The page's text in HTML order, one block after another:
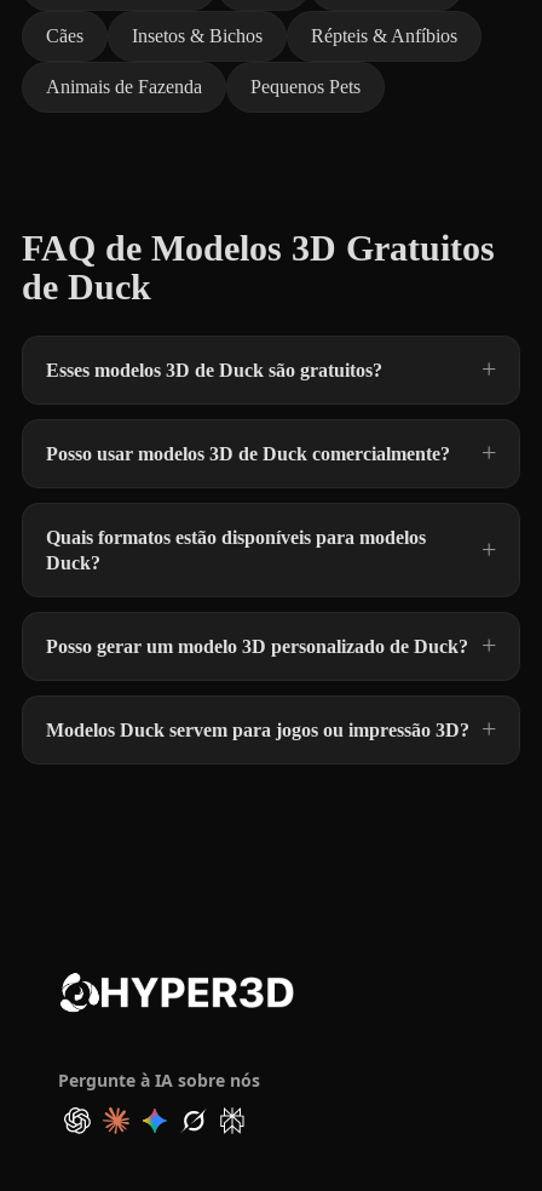
Cães Insetos & Bichos Répteis & Anfíbios
Animais de Fazenda Pequenos Pets
FAQ de Modelos 3D Gratuitos
de Duck
Esses modelos 3D de Duck são gratuitos?
Posso usar modelos 3D de Duck comercialmente?
Quais formatos estão disponíveis para modelos
Duck?
Posso gerar um modelo 3D personalizado de Duck?
Modelos Duck servem para jogos ou impressão 3D?
Pergunte à IA sobre nós